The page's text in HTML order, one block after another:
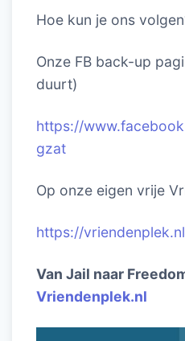
Hoe kun je ons
Onze FB back-up
duurt)
https://
gzat
Op onze eigen vrije
https://
Van Jail naar
Vriendenplek.nl